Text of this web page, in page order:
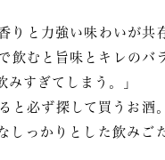
りと力強い味わいが共
飲むと旨味とキレのバ
みすぎてしまう。」
と必ず探して買うお酒
しっかりとした飲みご